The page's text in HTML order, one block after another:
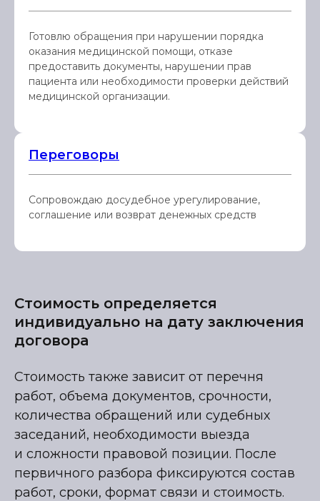
Готовлю обращения при нарушении порядка
оказания медицинской помощи, отказе
предоставить документы, нарушении прав
пациента или необходимости проверки действий
медицинской организации.
Переговоры
Сопровождаю досудебное урегулирование,
соглашение или возврат денежных средств
Стоимость определяется
индивидуально на дату заключения
договора
Стоимость также зависит от перечня
работ, объема документов, срочности,
количества обращений или судебных
заседаний, необходимости выезда
и сложности правовой позиции. После
первичного разбора фиксируются состав
работ, сроки, формат связи и стоимость.